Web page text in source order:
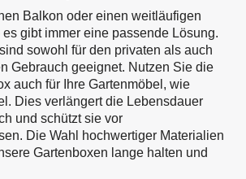
Balkon oder einen weitläufigen
gibt immer eine passende Lösung.
sowohl für den privaten als auch
Gebrauch geeignet. Nutzen Sie die
auch für Ihre Gartenmöbel, wie
Dies verlängert die Lebensdauer
und schützt sie vor
Die Wahl hochwertiger Materialien
Gartenboxen lange halten und